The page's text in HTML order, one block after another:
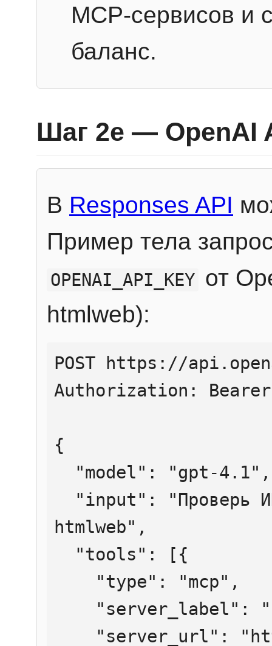
MCP-сервисов и
баланс.
Шаг 2e — OpenAI
В Responses API
Пример тела
OPENAI_API_KEY от
htmlweb):
POST https://
Authorization:
{
htmlweb",